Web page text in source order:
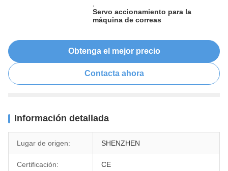
Servo accionamiento para la
máquina de correas
Obtenga el mejor precio
Contacta ahora
Información detallada
Lugar de origen: SHENZHEN
Certificación: CE